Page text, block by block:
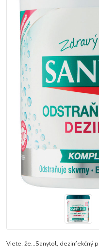
Viete, že...Sanytol, dezinfekčný